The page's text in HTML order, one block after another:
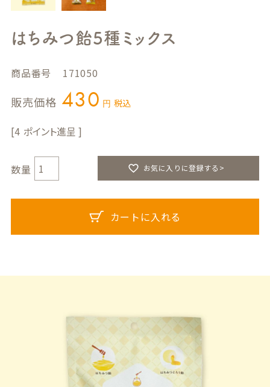
はちみつ飴5種ミックス
商品番号 171050
販売価格 430 税込
4
お気に入りに登録する>
カートに入れる